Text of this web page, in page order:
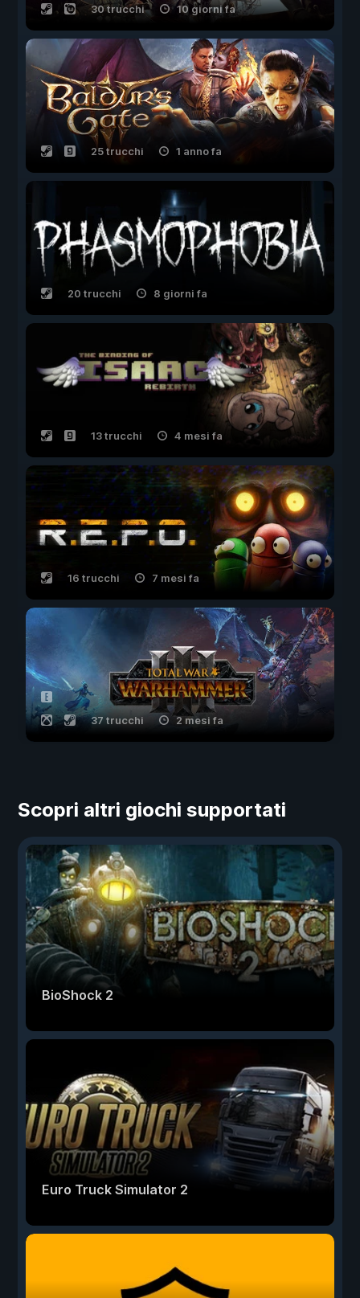
30 trucchi 10 giorni fa
25 trucchi 1 anno fa
20 trucchi 8 giorni fa
13 trucchi 4 mesi fa
16 trucchi 7 mesi fa
37 trucchi 2 mesi fa
Scopri altri giochi supportati
BioShock 2
Euro Truck Simulator 2